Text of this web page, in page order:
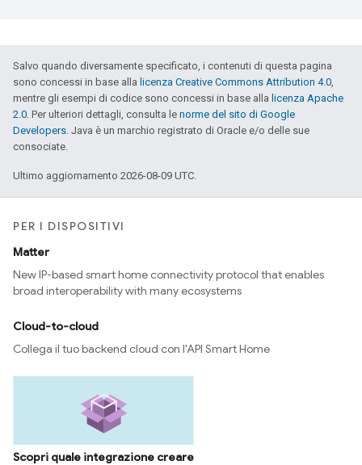
Salvo quando diversamente specificato, i contenuti di questa pagina
sono concessi in base alla licenza Creative Commons Attribution 4.0,
mentre gli esempi di codice sono concessi in base alla licenza Apache
2.0. Per ulteriori dettagli, consulta le norme del sito di Google
Developers. Java è un marchio registrato di Oracle e/o delle sue
consociate.
Ultimo aggiornamento 2026-08-09 UTC.
PER I DISPOSITIVI
Matter
New IP-based smart home connectivity protocol that enables
broad interoperability with many ecosystems
Cloud-to-cloud
Collega il tuo backend cloud con l'API Smart Home
Scopri quale integrazione creare